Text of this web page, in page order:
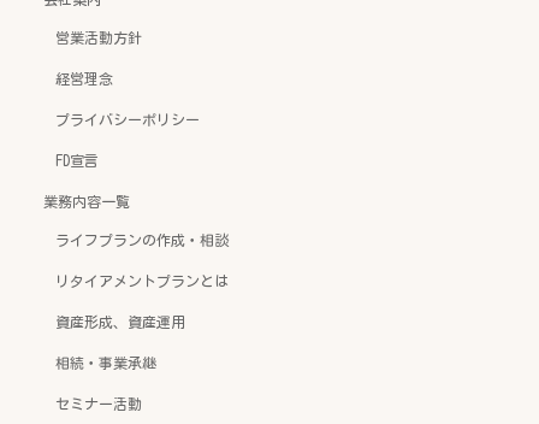
営業活動方針
経営理念
プライバシーポリシー
FD宣言
業務内容一覧
ライフプランの作成・相談
リタイアメントプランとは
資産形成、資産運用
相続・事業承継
セミナー活動